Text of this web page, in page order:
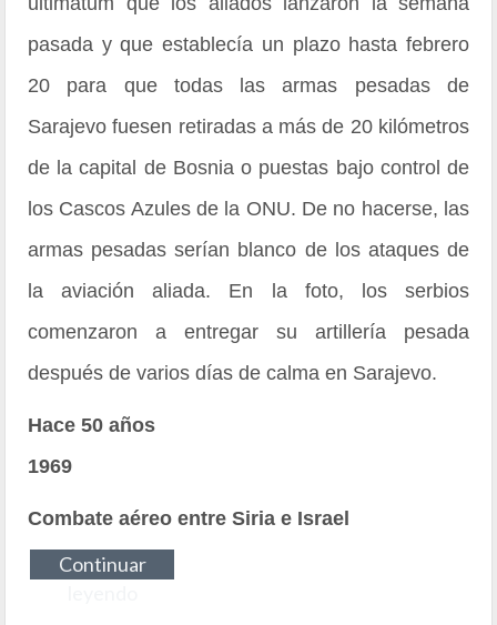
pasada y que establecía un plazo hasta febrero
20 para que todas las armas pesadas de
Sarajevo fuesen retiradas a más de 20 kilómetros
de la capital de Bosnia o puestas bajo control de
los Cascos Azules de la ONU. De no hacerse, las
armas pesadas serían blanco de los ataques de
la aviación aliada. En la foto, los serbios
comenzaron a entregar su artillería pesada
después de varios días de calma en Sarajevo.
Hace 50 años
1969
Combate aéreo entre Siria e Israel
Continuar